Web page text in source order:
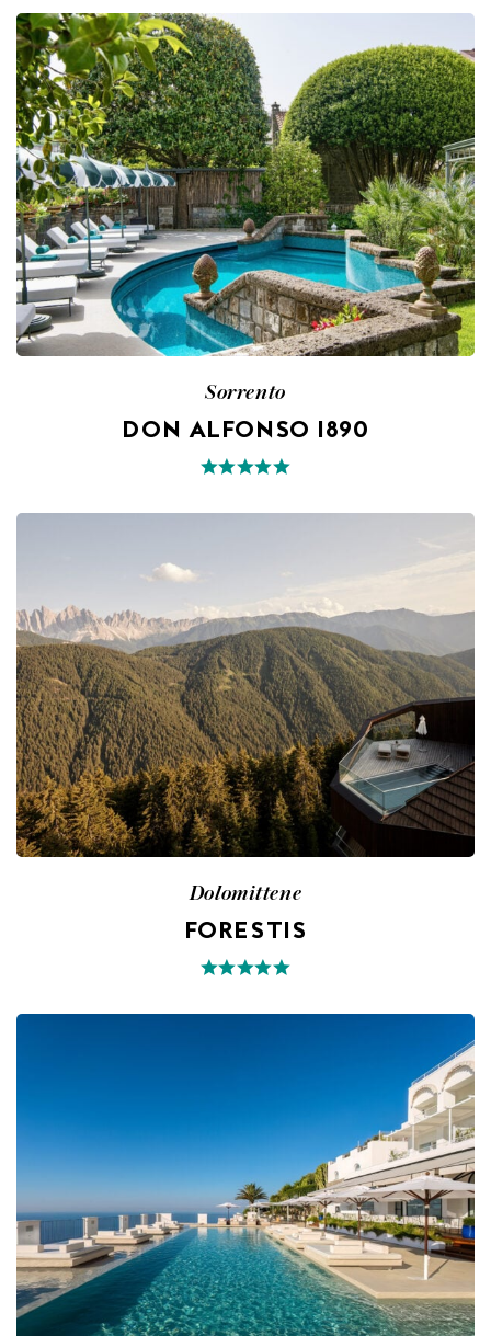
Sorrento
DON ALFONSO 1890
Dolomittene
FORESTIS